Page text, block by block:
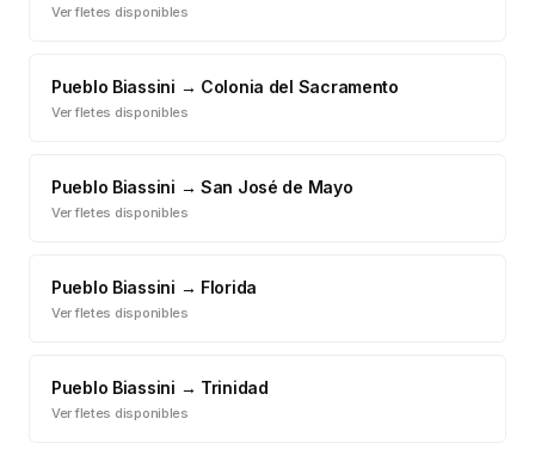
Ver fletes disponibles
Pueblo Biassini → Colonia del Sacramento
Ver fletes disponibles
Pueblo Biassini → San José de Mayo
Ver fletes disponibles
Pueblo Biassini → Florida
Ver fletes disponibles
Pueblo Biassini → Trinidad
Ver fletes disponibles